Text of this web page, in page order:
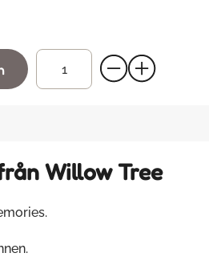
Willow Tree